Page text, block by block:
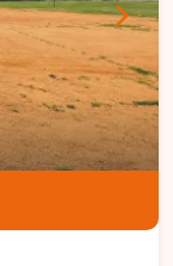
bem
uma
deste